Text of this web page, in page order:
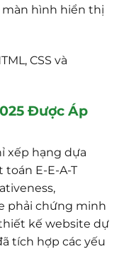
màn hình hiển thị
CSS và
Được Áp
xếp hạng dựa
E-E-A-T
phải chứng minh
kế website dự
tích hợp các yếu